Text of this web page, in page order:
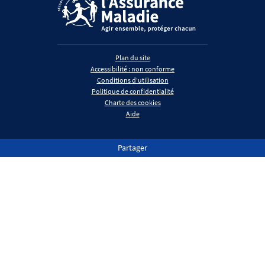
Plan du site
Accessibilité : non conforme
Conditions d'utilisation
Politique de confidentialité
Charte des cookies
Aide
Partager